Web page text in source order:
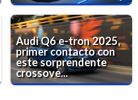
Audi Q6 e-tron 2025,
primer contacto con
este sorprendente
crossove...